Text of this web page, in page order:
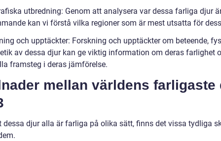
utbredning: Genom att analysera var dessa farliga djur
kan vi förstå vilka regioner som är mest utsatta för
och upptäckter: Forskning och upptäckter om beteende,
av dessa djur kan ge viktig information om deras farlighet
framsteg i deras jämförelse.
mellan världens farligaste
dessa djur alla är farliga på olika sätt, finns det vissa tydliga